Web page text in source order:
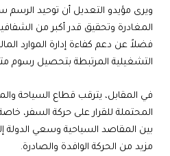
ويرى مؤيدو التعديل أن توحيد
المغادرة وتحقيق قدر أكبر من
فضلاً عن دعم كفاءة إدارة الموارد
التشغيلية المرتبطة بتحصيل رسوم
في المقابل، يترقب قطاع السياحة
المحتملة للقرار على حركة السفر،
بين المقاصد السياحية وسعي الدولة
مزيد من الحركة الوافدة والصادرة.